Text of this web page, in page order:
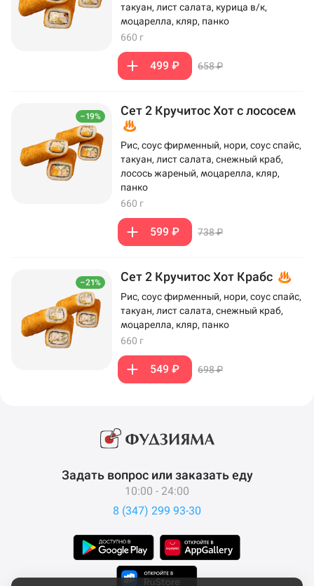
такуан, лист салата, курица в/к,
моцарелла, кляр, панко
660 г
499 ₽ 658 ₽
–19% Сет 2 Кручитос Хот с лососем
Рис, соус фирменный, нори, соус спайс,
такуан, лист салата, снежный краб,
лосось жареный, моцарелла, кляр,
панко
660 г
599 ₽ 738 ₽
–21% Сет 2 Кручитос Хот Крабс
Рис, соус фирменный, нори, соус спайс,
такуан, лист салата, снежный краб,
моцарелла, кляр, панко
660 г
549 ₽ 698 ₽
Задать вопрос или заказать еду
10:00 - 24:00
8 (347) 299 93-30